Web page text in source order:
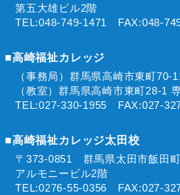
第五大雄ビル2階
TEL:048-749-1471 FAX:048-
■高崎福祉カレッジ
（事務局）群馬県高崎市東町70-
（教室）群馬県高崎市東町28-1
TEL:027-330-1955 FAX:027-
■高崎福祉カレッジ太田校
〒373-0851 群馬県太田市飯田
アルモニービル2階
TEL:0276-55-0356 FAX:027-